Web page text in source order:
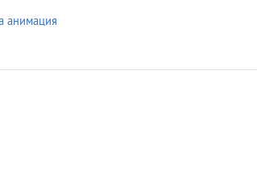
анимация